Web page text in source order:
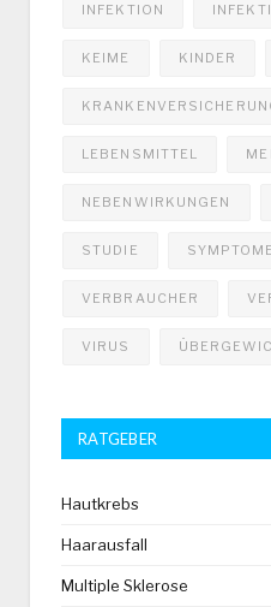
INFEKTION
KEIME KINDER
LEBENSMITTEL
NEBENWIRKUNGEN
STUDIE SYMPTOME
VERBRAUCHER
VIRUS
RATGEBER
Hautkrebs
Haarausfall
Multiple Sklerose